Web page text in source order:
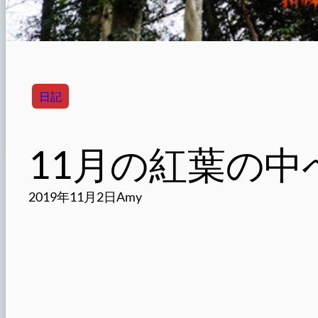
日記
11月の紅葉の中
2019年11月2日Amy